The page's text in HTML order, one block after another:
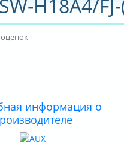
H18A4/
оценок
информация о